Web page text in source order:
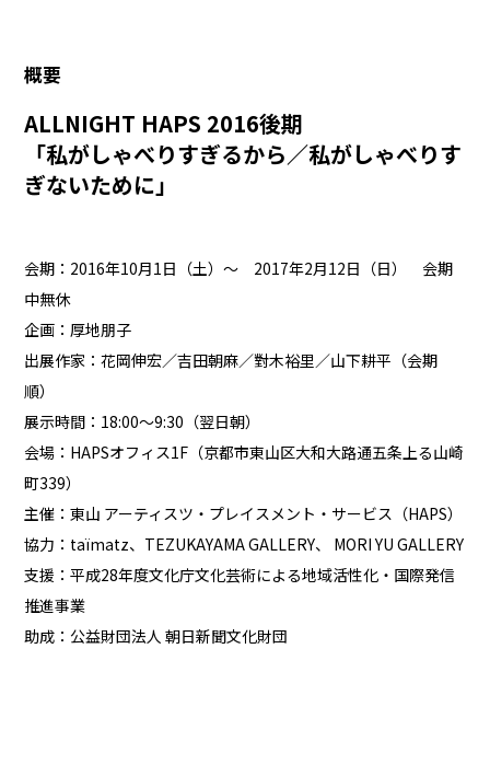
概要
ALLNIGHT HAPS 2016後期
「私がしゃべりすぎるから／私がしゃべりす
ぎないために」
会期：2016年10月1日（土）～ 2017年2月12日（日） 会期
中無休
企画：厚地朋子
出展作家：花岡伸宏／吉田朝麻／對木裕里／山下耕平（会期
順）
展示時間：18:00〜9:30（翌日朝）
会場：HAPSオフィス1F（京都市東山区大和大路通五条上る山崎
町339）
主催：東山 アーティスツ・プレイスメント・サービス（HAPS）
協力：taïmatz、TEZUKAYAMA GALLERY、 MORI YU GALLERY
支援：平成28年度文化庁文化芸術による地域活性化・国際発信
推進事業
助成：公益財団法人 朝日新聞文化財団